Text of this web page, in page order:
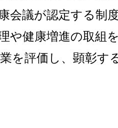
会議が認定する制
や健康増進の取組
を評価し、顕彰す